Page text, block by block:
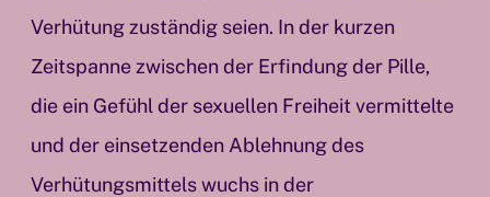
Verhütung zuständig seien. In der kurzen
Zeitspanne zwischen der Erfindung der Pille,
die ein Gefühl der sexuellen Freiheit vermittelte
und der einsetzenden Ablehnung des
Verhütungsmittels wuchs in der